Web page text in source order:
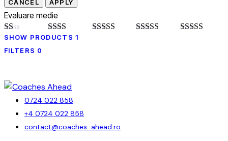
Evaluare medie
Evaluat
Evaluat
la
1
SHOW PRODUCTS 1
FILTERS 0
0724 022 858
+4 0724 022 858
contact@coaches-ahead.ro